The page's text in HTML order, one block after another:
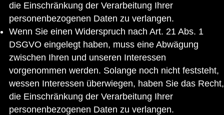
die Einschränkung der Verarbeitung Ihrer
personenbezogenen Daten zu verlangen.
Wenn Sie einen Widerspruch nach Art. 21 Abs. 1
DSGVO eingelegt haben, muss eine Abwägung
zwischen Ihren und unseren Interessen
vorgenommen werden. Solange noch nicht feststeht,
wessen Interessen überwiegen, haben Sie das Recht,
die Einschränkung der Verarbeitung Ihrer
personenbezogenen Daten zu verlangen.